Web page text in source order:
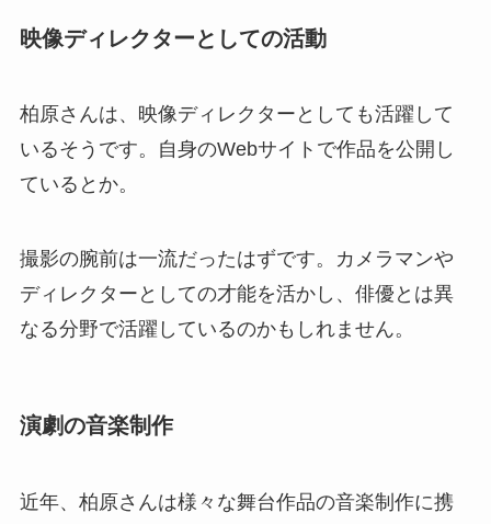
映像ディレクターとしての活動
柏原さんは、映像ディレクターとしても活躍して
いるそうです。自身のWebサイトで作品を公開し
ているとか。
撮影の腕前は一流だったはずです。カメラマンや
ディレクターとしての才能を活かし、俳優とは異
なる分野で活躍しているのかもしれません。
演劇の音楽制作
近年、柏原さんは様々な舞台作品の音楽制作に携